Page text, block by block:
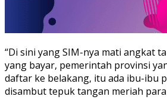
“Di sini yang SIM-nya mati angkat
yang bayar, pemerintah provinsi
daftar ke belakang, itu ada ibu-ibu
disambut tepuk tangan meriah